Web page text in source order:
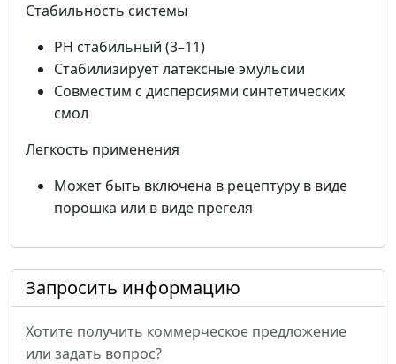
Стабильность системы
РН стабильный (3–11)
Стабилизирует латексные эмульсии
Совместим с дисперсиями синтетических
смол
Легкость применения
Может быть включена в рецептуру в виде
порошка или в виде прегеля
Запросить информацию
Хотите получить коммерческое предложение
или задать вопрос?